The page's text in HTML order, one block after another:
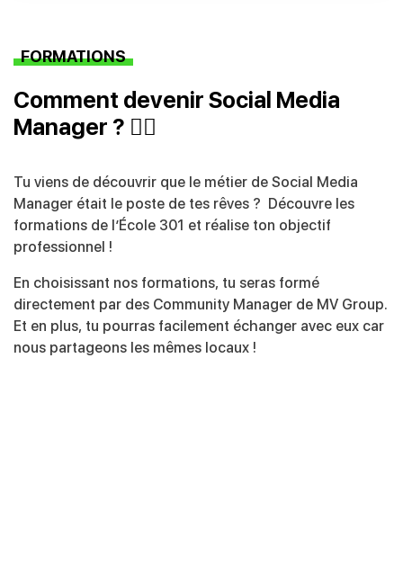
FORMATIONS
Comment devenir Social Media
Manager ? 🙋‍♂️
Tu viens de découvrir que le métier de Social Media
Manager était le poste de tes rêves ? Découvre les
formations de l’École 301 et réalise ton objectif
professionnel !
En choisissant nos formations, tu seras formé
directement par des Community Manager de MV Group.
Et en plus, tu pourras facilement échanger avec eux car
nous partageons les mêmes locaux !